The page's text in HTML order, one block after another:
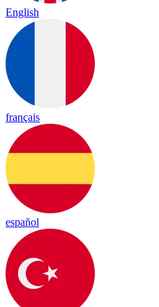
English
français
español